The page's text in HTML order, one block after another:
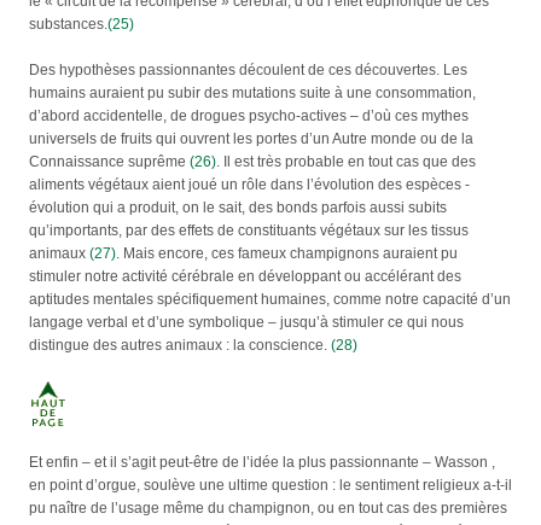
substances.(25)
Des hypothèses passionnantes découlent de ces découvertes. Les
humains auraient pu subir des mutations suite à une consommation,
d’abord accidentelle, de drogues psycho-actives – d’où ces mythes
universels de fruits qui ouvrent les portes d’un Autre monde ou de la
Connaissance suprême (26). Il est très probable en tout cas que des
aliments végétaux aient joué un rôle dans l’évolution des espèces -
évolution qui a produit, on le sait, des bonds parfois aussi subits
qu’importants, par des effets de constituants végétaux sur les tissus
animaux (27). Mais encore, ces fameux champignons auraient pu
stimuler notre activité cérébrale en développant ou accélérant des
aptitudes mentales spécifiquement humaines, comme notre capacité d’un
langage verbal et d’une symbolique – jusqu’à stimuler ce qui nous
distingue des autres animaux : la conscience. (28)
Et enfin – et il s’agit peut-être de l’idée la plus passionnante – Wasson ,
en point d’orgue, soulève une ultime question : le sentiment religieux a-t-il
pu naître de l’usage même du champignon, ou en tout cas des premières